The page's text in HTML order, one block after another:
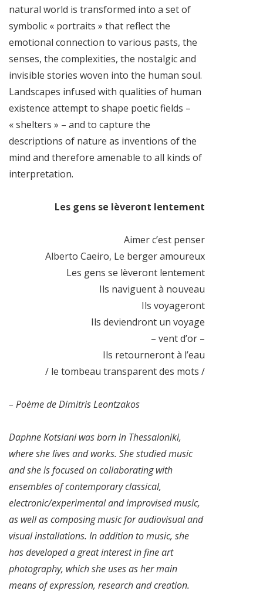
natural world is transformed into a set of
symbolic « portraits » that reflect the
emotional connection to various pasts, the
senses, the complexities, the nostalgic and
invisible stories woven into the human soul.
Landscapes infused with qualities of human
existence attempt to shape poetic fields –
« shelters » – and to capture the
descriptions of nature as inventions of the
mind and therefore amenable to all kinds of
interpretation.
Les gens se lèveront lentement
Aimer c’est penser
Alberto Caeiro, Le berger amoureux
Les gens se lèveront lentement
Ils naviguent à nouveau
Ils voyageront
Ils deviendront un voyage
– vent d’or –
Ils retourneront à l’eau
/ le tombeau transparent des mots /
– Poème de Dimitris Leontzakos
Daphne Kotsiani was born in Thessaloniki,
where she lives and works. She studied music
and she is focused on collaborating with
ensembles of contemporary classical,
electronic/experimental and improvised music,
as well as composing music for audiovisual and
visual installations. In addition to music, she
has developed a great interest in fine art
photography, which she uses as her main
means of expression, research and creation.